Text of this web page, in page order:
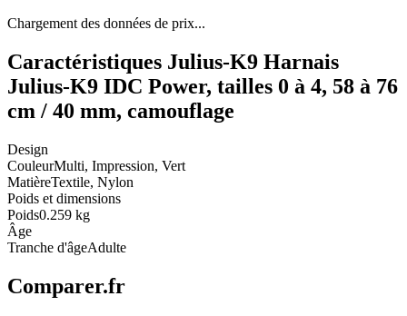
Chargement des données de prix...
Caractéristiques Julius-K9 Harnais
Julius-K9 IDC Power, tailles 0 à 4, 58 à 76
cm / 40 mm, camouflage
Design
CouleurMulti, Impression, Vert
MatièreTextile, Nylon
Poids et dimensions
Poids0.259 kg
Âge
Tranche d'âgeAdulte
Comparer.fr